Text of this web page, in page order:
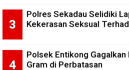
Polres Sekadau Selidiki
Kekerasan Seksual
Polsek Entikong
Gram di Perbatasan